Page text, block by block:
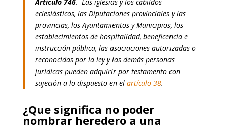
Artículo 746.- Las iglesias y los cabildos
eclesiásticos, las Diputaciones provinciales y las
provincias, los Ayuntamientos y Municipios, los
establecimientos de hospitalidad, beneficencia e
instrucción pública, las asociaciones autorizadas o
reconocidas por la ley y las demás personas
jurídicas pueden adquirir por testamento con
sujeción a lo dispuesto en el artículo 38.
¿Que significa no poder
nombrar heredero a una